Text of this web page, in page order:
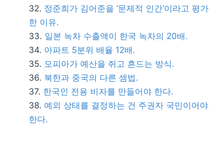
정준희가 김어준을 ‘문제적 인간’이라고 평가
한 이유.
일본 녹차 수출액이 한국 녹차의 20배.
아파트 5분위 배율 12배.
모피아가 예산을 쥐고 흔드는 방식.
북한과 중국의 다른 셈법.
한국인 전용 비자를 만들어야 한다.
예외 상태를 결정하는 건 주권자 국민이어야
한다.